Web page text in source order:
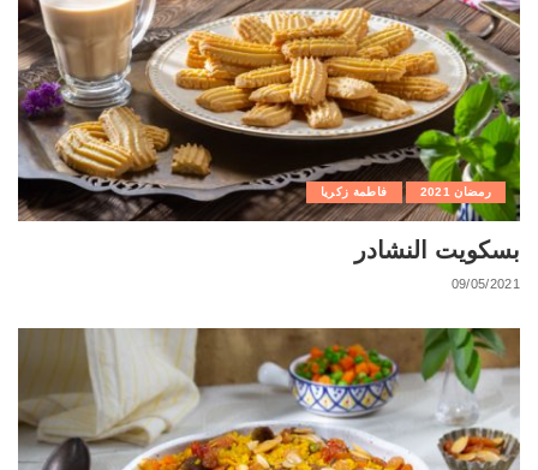
رمضان 2021 فاطمة زكريا
بسكويت النشادر
09/05/2021